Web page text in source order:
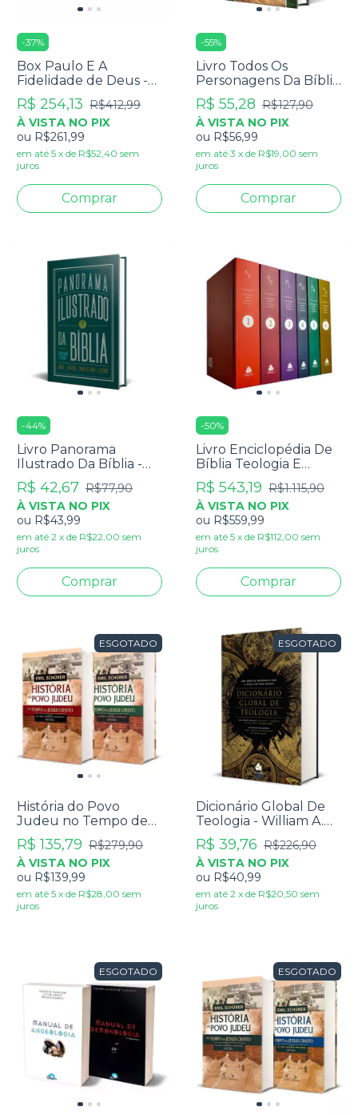
-37%
Box Paulo E A
Fidelidade de Deus -
As Origens Cristãs e a
Questão de Deus - N.
T. Wright
R$ 254,13 R$412,99
À VISTA NO PIX
ou R$261,99
em até 5 x de R$52,40 sem
juros
-55%
Livro Todos Os
Personagens Da Bíblia
De A a Z - Richard R.
Losch
R$ 55,28 R$127,90
À VISTA NO PIX
ou R$56,99
em até 3 x de R$19,00 sem
juros
-44%
Livro Panorama
Ilustrado Da Bíblia -
Christopher D.
Hudson
R$ 42,67 R$77,90
À VISTA NO PIX
ou R$43,99
em até 2 x de R$22,00 sem
juros
-50%
Livro Enciclopédia De
Bíblia Teologia E
Filosofia - R. N.
Champlin
R$ 543,19 R$1.115,90
À VISTA NO PIX
ou R$559,99
em até 5 x de R$112,00 sem
juros
ESGOTADO
História do Povo
Judeu no Tempo de
Jesus Cristo - Emil
Schürer - Coleção Vol.
1 e 2
R$ 135,79 R$279,90
À VISTA NO PIX
ou R$139,99
em até 5 x de R$28,00 sem
juros
ESGOTADO
Dicionário Global De
Teologia - William A.
Dyrness
R$ 39,76 R$226,90
À VISTA NO PIX
ou R$40,99
em até 2 x de R$20,50 sem
juros
ESGOTADO ESGOTADO